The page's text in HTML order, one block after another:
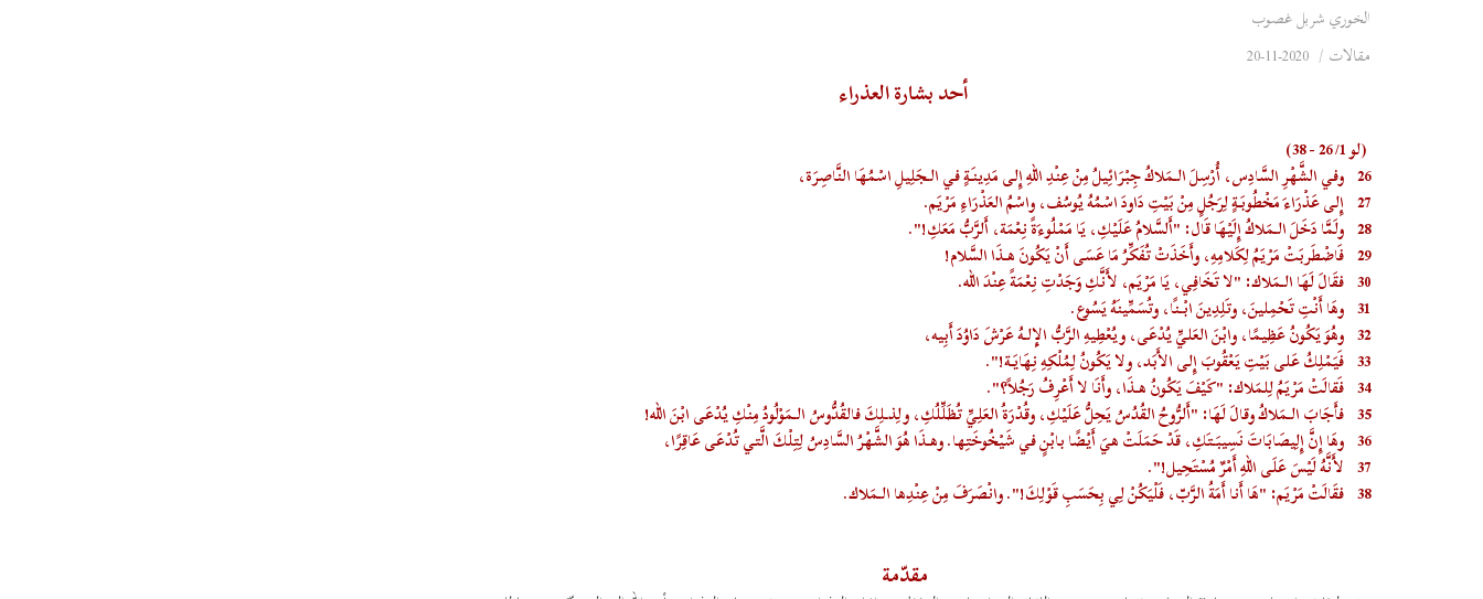
الخوري شربل غصوب
مقالات /
أحد بشارة العذراء
(لو 1/ 26 - 38)
26 وفي الشَّهْرِ السَّادِس، أُرْسِلَ الـمَلاكُ جِبْرَائِيلُ مِنْ عِنْدِ اللهِ إِلى مَدِينَةٍ في الـجَلِيلِ اسْمُهَا النَّاصِرَة،
27 إِلى عَذْرَاءَ مَخْطُوبَةٍ لِرَجُلٍ مِنْ بَيْتِ دَاودَ اسْمُهُ يُوسُف، واسْمُ العَذْرَاءِ مَرْيَم.
28 ولَمَّا دَخَلَ الـمَلاكُ إِلَيْهَا قَال: "أَلسَّلامُ عَلَيْكِ، يَا مَمْلُوءَةً نِعْمَة، أَلرَّبُّ مَعَكِ!".
29 فَاضْطَربَتْ مَرْيَمُ لِكَلامِهِ، وأَخَذَتْ تُفَكِّرُ مَا عَسَى أَنْ يَكُونَ هـذَا السَّلام!
30 فقَالَ لَهَا الـمَلاك: "لا تَخَافِي، يَا مَرْيَم، لأَنَّكِ وَجَدْتِ نِعْمَةً عِنْدَ الله.
31 وهَا أَنْتِ تَحْمِلينَ، وتَلِدِينَ ابْنًا، وتُسَمِّينَهُ يَسُوع.
32 وهُوَ يَكُونُ عَظِيمًا، وابْنَ العَليِّ يُدْعَى، ويُعْطِيهِ الرَّبُّ الإِلـهُ عَرْشَ دَاوُدَ أَبِيه،
33 فَيَمْلِكُ عَلى بَيْتِ يَعْقُوبَ إِلى الأَبَد، ولا يَكُونُ لِمُلْكِهِ نِهَايَة!".
34 فَقالَتْ مَرْيَمُ لِلمَلاك: "كَيْفَ يَكُونُ هـذَا، وأَنَا لا أَعْرِفُ رَجُلاً؟".
35 فأَجَابَ الـمَلاكُ وقالَ لَهَا: "أَلرُّوحُ القُدُسُ يَحِلُّ عَلَيْكِ، وقُدْرَةُ العَلِيِّ تُظَلِّلُكِ، ولِذـلِكَ فالقُدُّوسُ الـمَوْلُودُ مِنْكِ يُدْعَى ابْنَ الله!
36 وهَا إِنَّ إِلِيصَابَاتَ نَسِيبَتَكِ، قَدْ حَمَلَتْ هيَ أَيْضًا بابْنٍ في شَيْخُوخَتِها. وهـذَا هُوَ الشَّهْرُ السَّادِسُ لِتِلْكَ الَّتي تُدْعَى عَاقِرًا،
37 لأَنَّهُ لَيْسَ عَلَى اللهِ أَمْرٌ مُسْتَحِيل!".
38 فقَالَتْ مَرْيَم: "هَا أَنا أَمَةُ الرَّبّ، فَلْيَكُنْ لِي بِحَسَبِ قَوْلِكَ!". وانْصَرَفَ مِنْ عِنْدِها الـمَلاك.
مقدّمة